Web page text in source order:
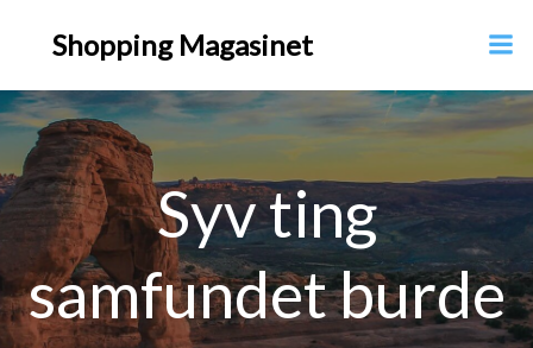
til
Shopping Magasinet
Syv ting
samfundet burde